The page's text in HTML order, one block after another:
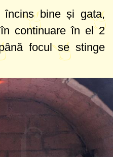
bine și gata,
continuare în el 2
focul se stinge